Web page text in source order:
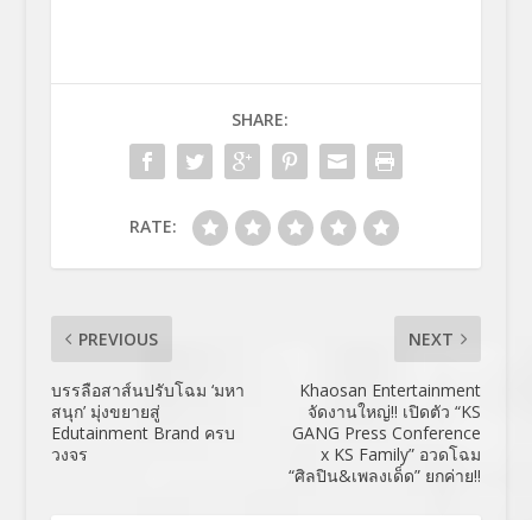
SHARE:
RATE:
PREVIOUS
บรรลือสาส์นปรับโฉม ‘มหา
สนุก’ มุ่งขยายสู่
Edutainment Brand ครบ
วงจร
NEXT
Khaosan Entertainment
จัดงานใหญ่!! เปิดตัว “KS
GANG Press Conference
x KS Family” อวดโฉม
“ศิลปิน&เพลงเด็ด” ยกค่าย!!